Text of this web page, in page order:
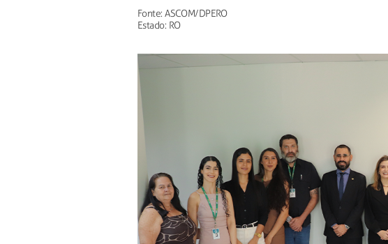
Fonte: ASCOM/DPERO
Estado: RO